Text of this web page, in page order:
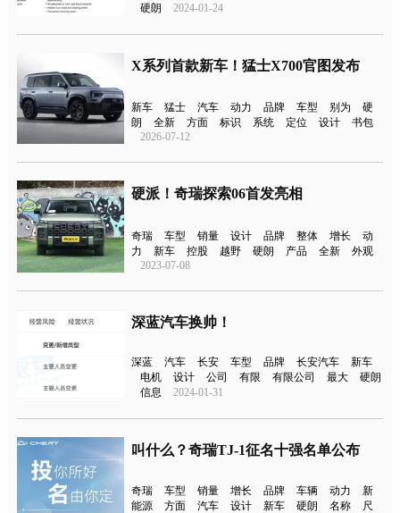
硬朗
2024-01-24
X系列首款新车！猛士X700官图发布
新车 猛士 汽车 动力 品牌 车型 别为
硬
朗
全新 方面 标识 系统 定位 设计
书包
2026-07-12
硬派！奇瑞探索06首发亮相
奇瑞 车型 销量 设计 品牌 整体 增长
动
力
新车 控股 越野 硬朗 产品 全新
外观
2023-07-08
深蓝汽车换帅！
深蓝 汽车 长安 车型 品牌 长安汽车
新车
电机
设计 公司 有限 有限公司 最大
硬朗
信息
2024-01-31
叫什么？奇瑞TJ-1征名十强名单公布
奇瑞 车型 销量 增长 品牌 车辆 动力
新
能源
方面 汽车 设计 新车 硬朗 名称
尺